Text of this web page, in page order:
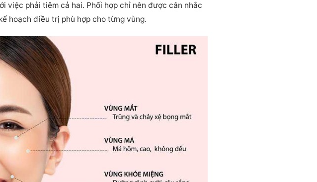
việc phải tiêm cả hai. Phối hợp chỉ nên được cân nhắc
hoạch điều trị phù hợp cho từng vùng.